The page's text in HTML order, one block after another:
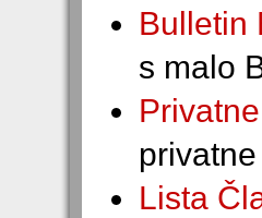
Bulletin
s malo
Lista